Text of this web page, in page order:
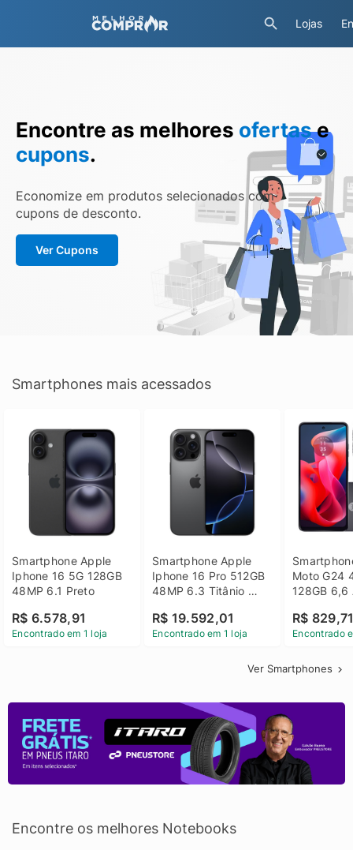
Lojas
Encontre as melhores ofertase
cupons.
Economize em produtos selecionados com
cupons de desconto.
Ver Cupons
Smartphones mais acessados
Smartphone Apple
Iphone 16 5G 128GB
48MP 6.1 Preto
R$ 6.578,91
Encontrado em 1 loja
Smartphone Apple
Iphone 16 Pro 512GB
48MP 6.3 Titânio
R$ 19.592,01
Encontrado em 1 loja
Moto G24
128GB 6,6
R$
Encontrado
Ver Smartphones
Encontre os melhores Notebooks